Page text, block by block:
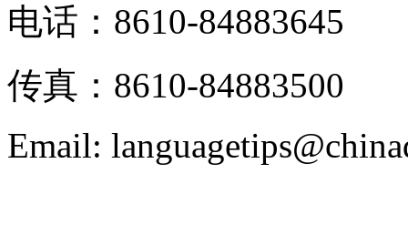
电话：8610-84883645
传真：8610-84883500
Email: